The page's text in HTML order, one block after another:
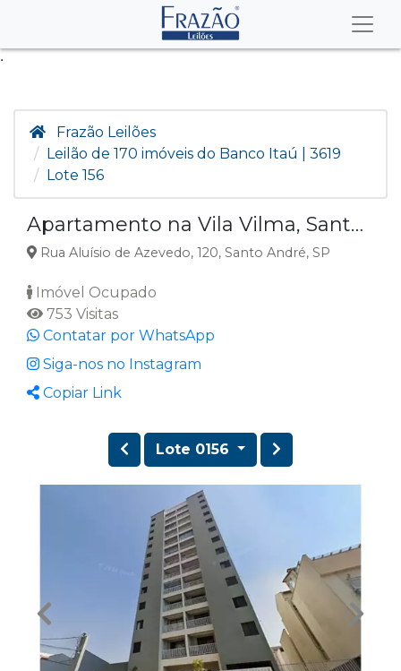
.
Frazão Leilões
Leilão de 170 imóveis do Banco Itaú | 3619
Lote 156
Apartamento na Vila Vilma, Santo André SP
Rua Aluísio de Azevedo, 120, Santo André, SP
Imóvel Ocupado
753 Visitas
Contatar por WhatsApp
Siga-nos no Instagram
Copiar Link
Lote 0156